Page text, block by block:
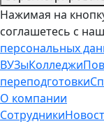
Нажимая на
соглашетесь с
персональных
ВУЗыКолледжи
переподготовки
О компании
Сотрудники